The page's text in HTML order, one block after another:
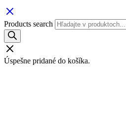
Products search
Úspešne pridané do košíka.